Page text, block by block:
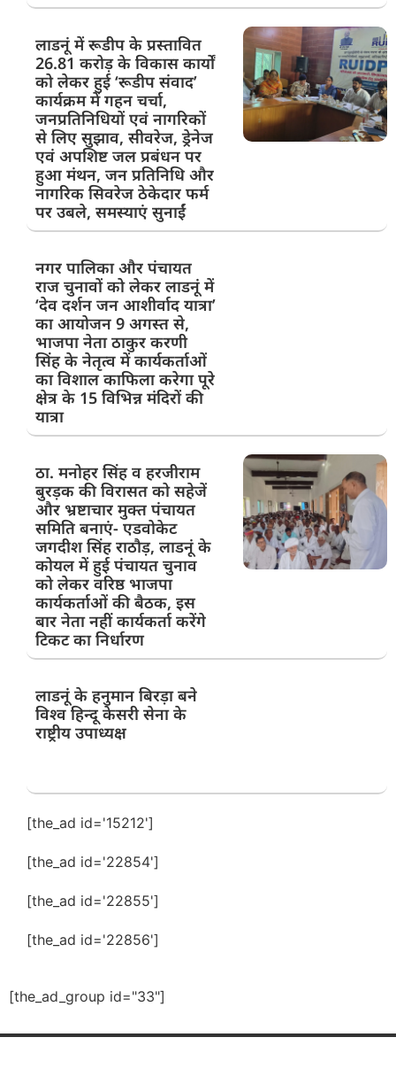
लाडनूं में रूडीप के प्रस्तावित
26.81 करोड़ के विकास कार्यों
को लेकर हुई ‘रूडीप संवाद’
कार्यक्रम में गहन चर्चा,
जनप्रतिनिधियों एवं नागरिकों
से लिए सुझाव, सीवरेज, ड्रेनेज
एवं अपशिष्ट जल प्रबंधन पर
हुआ मंथन, जन प्रतिनिधि और
नागरिक सिवरेज ठेकेदार फर्म
पर उबले, समस्याएं सुनाईं
नगर पालिका और पंचायत
राज चुनावों को लेकर लाडनूं में
‘देव दर्शन जन आशीर्वाद यात्रा’
का आयोजन 9 अगस्त से,
भाजपा नेता ठाकुर करणी
सिंह के नेतृत्व में कार्यकर्ताओं
का विशाल काफिला करेगा पूरे
क्षेत्र के 15 विभिन्न मंदिरों की
यात्रा
ठा. मनोहर सिंह व हरजीराम
बुरड़क की विरासत को सहेजें
और भ्रष्टाचार मुक्त पंचायत
समिति बनाएं- एडवोकेट
जगदीश सिंह राठौड़, लाडनूं के
कोयल में हुई पंचायत चुनाव
को लेकर वरिष्ठ भाजपा
कार्यकर्ताओं की बैठक, इस
बार नेता नहीं कार्यकर्ता करेंगे
टिकट का निर्धारण
लाडनूं के हनुमान बिरड़ा बने
विश्व हिन्दू केसरी सेना के
राष्ट्रीय उपाध्यक्ष
[the_ad id='15212']
[the_ad id='22854']
[the_ad id='22855']
[the_ad id='22856']
[the_ad_group id="33"]